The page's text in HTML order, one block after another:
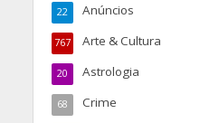
Anúncios
22
Arte & Cultura
767
Astrologia
20
Crime
68